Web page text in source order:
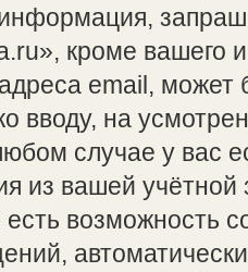
кроме вашего
email, может
вводу, на
случае у вас
из вашей учётной
возможность